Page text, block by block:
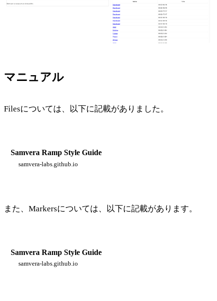
マニュアル
Filesについては、以下に記載がありました。
Samvera Ramp Style Guide
samvera-labs.github.io
また、Markersについては、以下に記載があります。
Samvera Ramp Style Guide
samvera-labs.github.io